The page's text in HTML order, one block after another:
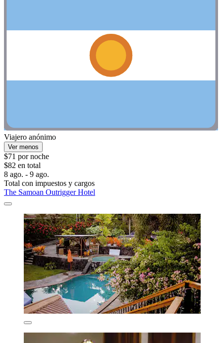
Viajero anónimo
Ver menos
$71 por noche
$82 en total
8 ago. - 9 ago.
Total con impuestos y cargos
The Samoan Outrigger Hotel